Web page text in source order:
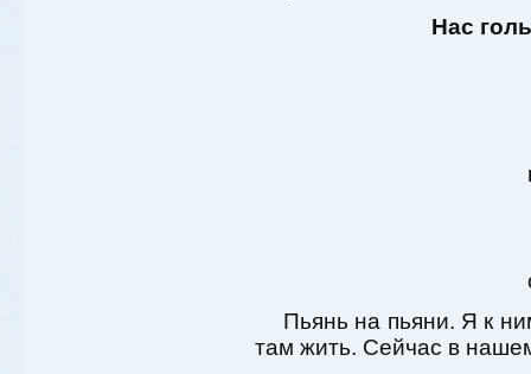
Нас
Пьянь на пьяни. Я к
там жить. Сейчас в